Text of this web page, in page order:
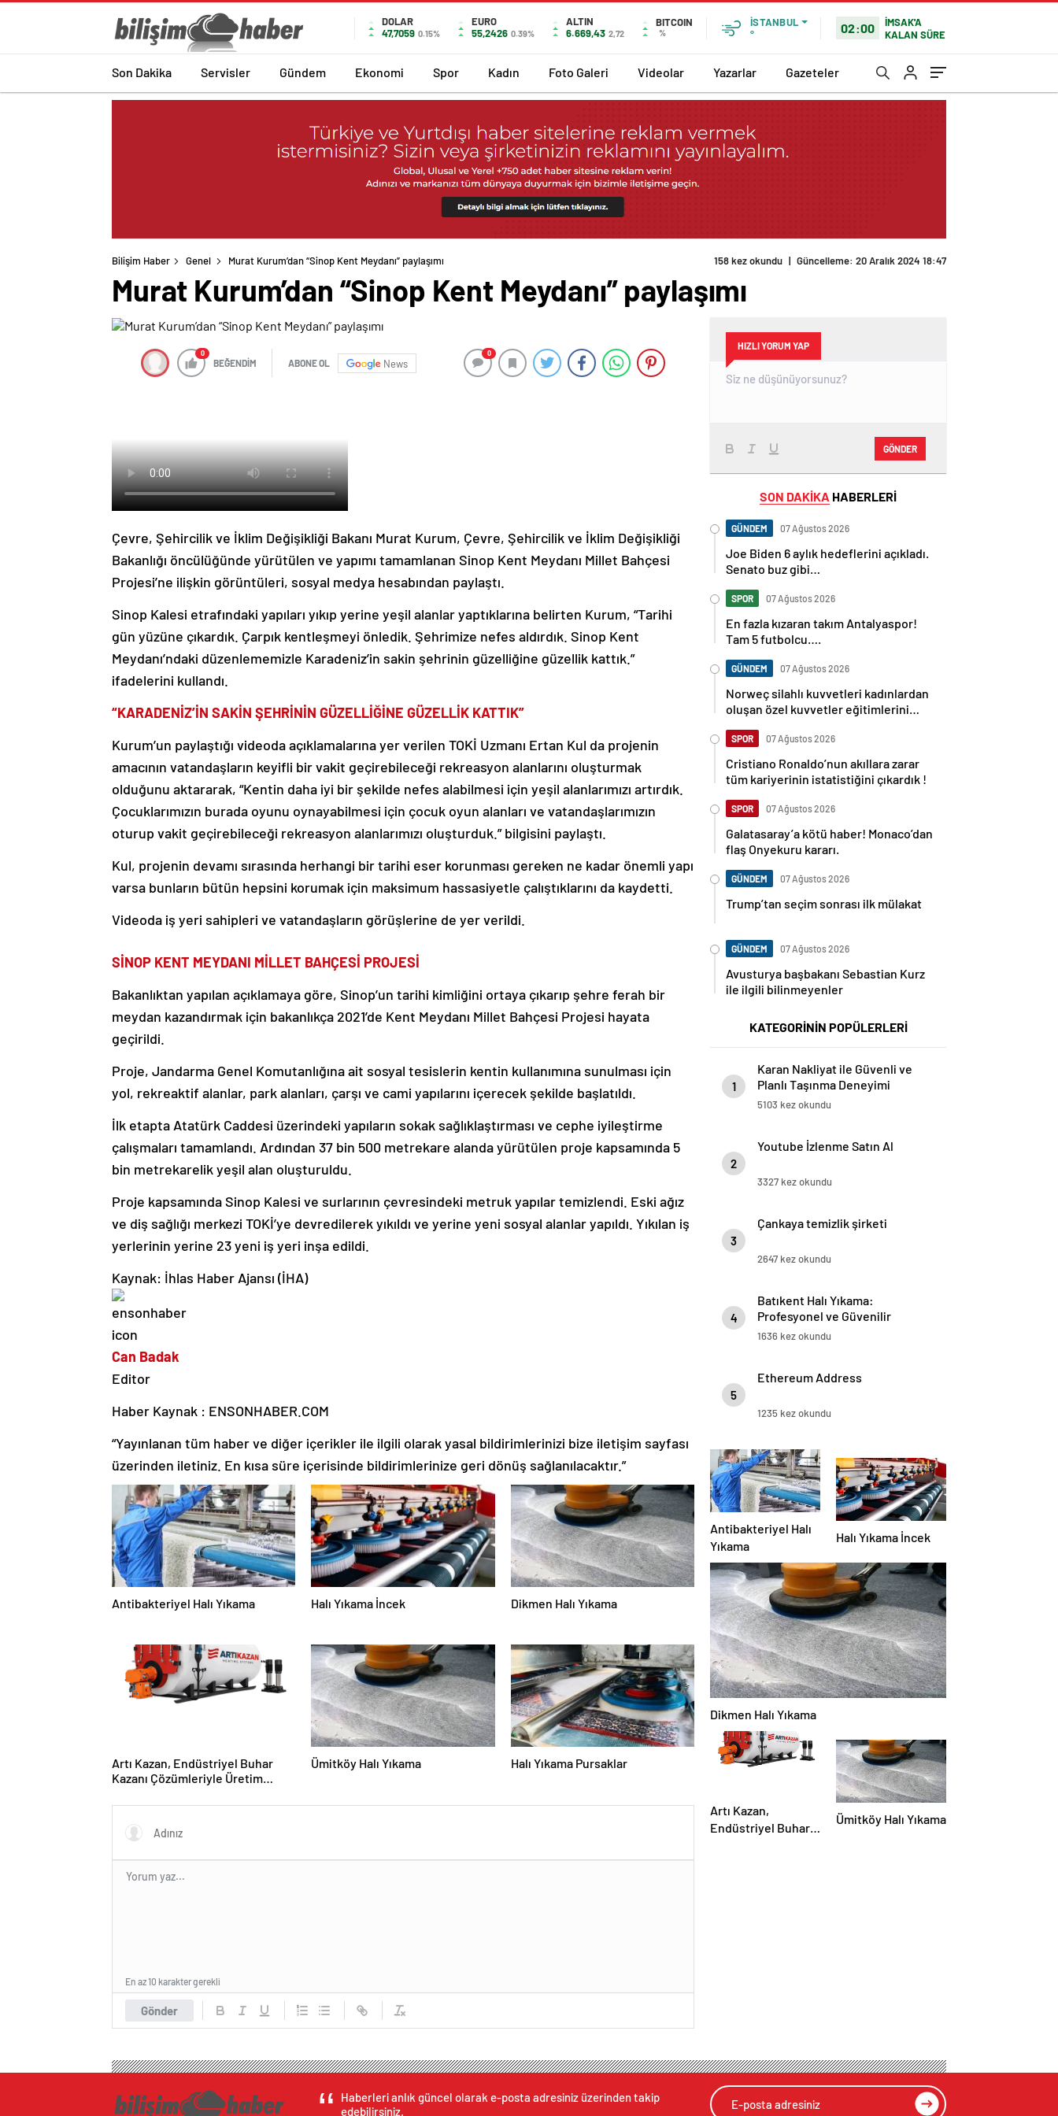
DOLAR
47,7059 0.15%
EURO
55,2426 0.39%
ALTIN
6.669,43 2,72
BITCOIN
%
İSTANBUL
°
02:00
İMSAK'A
KALAN SÜRE
Son Dakika Servisler Gündem Ekonomi Spor Kadın Foto Galeri Videolar Yazarlar Gazeteler
Bilişim Haber Genel Murat Kurum’dan “Sinop Kent Meydanı” paylaşımı 158 kez okundu | Güncelleme: 20 Aralık 2024 18:47
Murat Kurum’dan “Sinop Kent Meydanı” paylaşımı
0
BEĞENDİM ABONE OL News
0
Çevre, Şehircilik ve İklim Değişikliği Bakanı Murat Kurum, Çevre, Şehircilik ve İklim Değişikliği
Bakanlığı öncülüğünde yürütülen ve yapımı tamamlanan Sinop Kent Meydanı Millet Bahçesi
Projesi’ne ilişkin görüntüleri, sosyal medya hesabından paylaştı.
Sinop Kalesi etrafındaki yapıları yıkıp yerine yeşil alanlar yaptıklarına belirten Kurum, “Tarihi
gün yüzüne çıkardık. Çarpık kentleşmeyi önledik. Şehrimize nefes aldırdık. Sinop Kent
Meydanı’ndaki düzenlememizle Karadeniz’in sakin şehrinin güzelliğine güzellik kattık.”
ifadelerini kullandı.
“KARADENİZ’İN SAKİN ŞEHRİNİN GÜZELLİĞİNE GÜZELLİK KATTIK”
Kurum’un paylaştığı videoda açıklamalarına yer verilen TOKİ Uzmanı Ertan Kul da projenin
amacının vatandaşların keyifli bir vakit geçirebileceği rekreasyon alanlarını oluşturmak
olduğunu aktararak, “Kentin daha iyi bir şekilde nefes alabilmesi için yeşil alanlarımızı artırdık.
Çocuklarımızın burada oyunu oynayabilmesi için çocuk oyun alanları ve vatandaşlarımızın
oturup vakit geçirebileceği rekreasyon alanlarımızı oluşturduk.” bilgisini paylaştı.
Kul, projenin devamı sırasında herhangi bir tarihi eser korunması gereken ne kadar önemli yapı
varsa bunların bütün hepsini korumak için maksimum hassasiyetle çalıştıklarını da kaydetti.
Videoda iş yeri sahipleri ve vatandaşların görüşlerine de yer verildi.
SİNOP KENT MEYDANI MİLLET BAHÇESİ PROJESİ
Bakanlıktan yapılan açıklamaya göre, Sinop’un tarihi kimliğini ortaya çıkarıp şehre ferah bir
meydan kazandırmak için bakanlıkça 2021’de Kent Meydanı Millet Bahçesi Projesi hayata
geçirildi.
Proje, Jandarma Genel Komutanlığına ait sosyal tesislerin kentin kullanımına sunulması için
yol, rekreaktif alanlar, park alanları, çarşı ve cami yapılarını içerecek şekilde başlatıldı.
İlk etapta Atatürk Caddesi üzerindeki yapıların sokak sağlıklaştırması ve cephe iyileştirme
çalışmaları tamamlandı. Ardından 37 bin 500 metrekare alanda yürütülen proje kapsamında 5
bin metrekarelik yeşil alan oluşturuldu.
Proje kapsamında Sinop Kalesi ve surlarının çevresindeki metruk yapılar temizlendi. Eski ağız
ve diş sağlığı merkezi TOKİ’ye devredilerek yıkıldı ve yerine yeni sosyal alanlar yapıldı. Yıkılan iş
yerlerinin yerine 23 yeni iş yeri inşa edildi.
Kaynak: İhlas Haber Ajansı (İHA)
Can Badak
Editor
Haber Kaynak : ENSONHABER.COM
“Yayınlanan tüm haber ve diğer içerikler ile ilgili olarak yasal bildirimlerinizi bize iletişim sayfası
üzerinden iletiniz. En kısa süre içerisinde bildirimlerinize geri dönüş sağlanılacaktır.”
Antibakteriyel Halı Yıkama Halı Yıkama İncek Dikmen Halı Yıkama
Artı Kazan, Endüstriyel Buhar
Kazanı Çözümleriyle Üretim
Sunuyor
Ümitköy Halı Yıkama Halı Yıkama Pursaklar
Gönder
En az 10 karakter gerekli
HIZLI YORUM YAP
GÖNDER
SON DAKİKA HABERLERİ
GÜNDEM 07 Ağustos 2026
Joe Biden 6 aylık hedeflerini açıkladı.
Senato buz gibi…
SPOR 07 Ağustos 2026
En fazla kızaran takım Antalyaspor!
Tam 5 futbolcu….
GÜNDEM 07 Ağustos 2026
Norweç silahlı kuvvetleri kadınlardan
oluşan özel kuvvetler eğitimlerini
SPOR 07 Ağustos 2026
Cristiano Ronaldo’nun akıllara zarar
tüm kariyerinin istatistiğini çıkardık !
SPOR 07 Ağustos 2026
Galatasaray’a kötü haber! Monaco’dan
flaş Onyekuru kararı.
GÜNDEM 07 Ağustos 2026
Trump’tan seçim sonrası ilk mülakat
GÜNDEM 07 Ağustos 2026
Avusturya başbakanı Sebastian Kurz
ile ilgili bilinmeyenler
KATEGORİNİN POPÜLERLERİ
1
Karan Nakliyat ile Güvenli ve
Planlı Taşınma Deneyimi
5103 kez okundu
2
Youtube İzlenme Satın Al
3327 kez okundu
3
Çankaya temizlik şirketi
2647 kez okundu
4
Batıkent Halı Yıkama:
Profesyonel ve Güvenilir
Hizmetle Temizlikte Fark
1636 kez okundu
5
Ethereum Address
1235 kez okundu
Antibakteriyel Halı
Yıkama
Halı Yıkama İncek
Dikmen Halı Yıkama
Artı Kazan,
Endüstriyel Buhar
Ümitköy Halı Yıkama
Haberleri anlık güncel olarak e-posta adresiniz üzerinden takip
edebilirsiniz.